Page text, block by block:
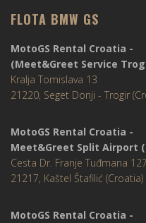
FLOTA BMW GS
MotoGS Rental Croatia -
(Meet&Greet Service
Kralja Tomislava 13
21220, Seget Donji - Trogir
MotoGS Rental Croatia -
Meet&Greet Split Airport
Cesta Dr. Franje Tuđmana
21217, Kaštel Štafilić (Croatia)
MotoGS Rental Croatia -